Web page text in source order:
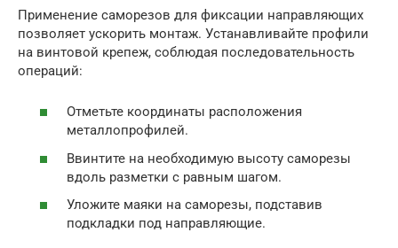
Применение саморезов для фиксации направляющих
позволяет ускорить монтаж. Устанавливайте профили
на винтовой крепеж, соблюдая последовательность
операций:
Отметьте координаты расположения
металлопрофилей.
Ввинтите на необходимую высоту саморезы
вдоль разметки с равным шагом.
Уложите маяки на саморезы, подставив
подкладки под направляющие.